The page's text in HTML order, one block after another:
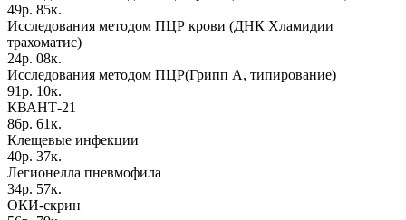
49р. 85к.
Исследования методом ПЦР крови (ДНК Хламидии
трахоматис)
24р. 08к.
Исследования методом ПЦР(Грипп А, типирование)
91р. 10к.
КВАНТ-21
86р. 61к.
Клещевые инфекции
40р. 37к.
Легионелла пневмофила
34р. 57к.
ОКИ-скрин